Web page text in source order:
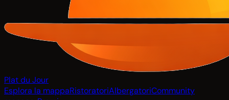
Plat du Jour
Esplora la mappaRistoratoriAlbergatoriCommunity